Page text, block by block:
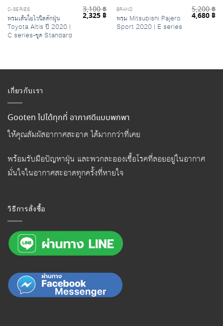
C-SERIES
พรมเส้นใยไวนิลดักฝุ่น
Toyota Altis ปี 2020 |
C series-ชุด Standard
3,100฿
Original
price
2,325 ฿Current
price
BRAND
พรม Mitsubishi Pajero
Sport 2020 | E series
5,200฿
Original
price
4,680 ฿
฿.
เกี่ยวกับเรา
Gooten ไปได้ทุกที่ อากาศดีแบบพกพา
ให้คุณสัมผัสอากาศสะอาด ได้มากกว่าที่เคย
พร้อมรับมือปัญหาฝุ่น และพวกละอองเชื้อโรคที่ลอยอยู่ในอากาศ
มั่นใจในอากาศสะอาดทุกครั้งที่หายใจ
วิธีการสั่งซื้อ